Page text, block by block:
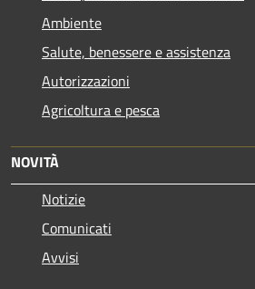
Ambiente
Salute, benessere e assistenza
Autorizzazioni
Agricoltura e pesca
NOVITÀ
Notizie
Comunicati
Avvisi